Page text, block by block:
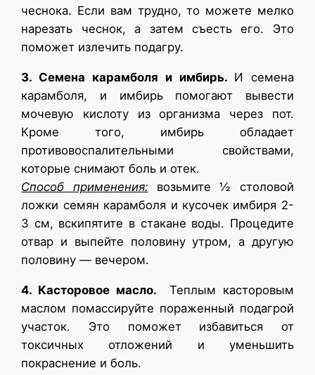
чеснока. Если вам трудно, то можете мелко
нарезать чеснок, а затем съесть его. Это
поможет излечить подагру.
3. Семена карамболя и имбирь. И семена
карамболя, и имбирь помогают вывести
мочевую кислоту из организма через пот.
Кроме того, имбирь обладает
противовоспалительными свойствами,
которые снимают боль и отек.
Способ применения: возьмите ½ столовой
ложки семян карамболя и кусочек имбиря 2-
3 см, вскипятите в стакане воды. Процедите
отвар и выпейте половину утром, а другую
половину — вечером.
4. Касторовое масло.
Теплым касторовым
маслом помассируйте пораженный подагрой
участок. Это поможет избавиться от
токсичных отложений и уменьшить
покраснение и боль.